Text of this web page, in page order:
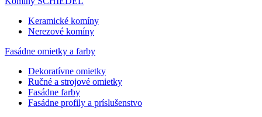
Keramické komíny
Nerezové komíny
Fasádne omietky a farby
Dekoratívne omietky
Ručné a strojové omietky
Fasádne farby
Fasádne profily a príslušenstvo